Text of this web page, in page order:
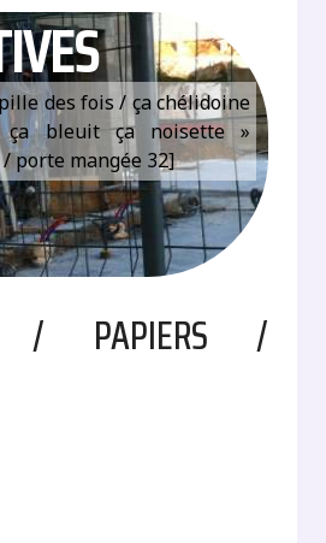
des fois / ça chélidoine
bleuit ça noisette »
porte mangée 32]
/ PAPIERS /